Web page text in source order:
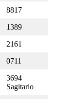
8817
1389
2161
0711
3694
Sagitario